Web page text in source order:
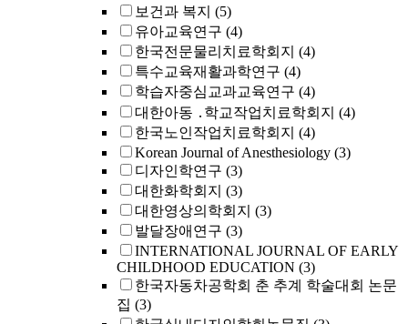
보건과 복지 (5)
유아교육연구 (4)
한국전문물리치료학회지 (4)
특수교육재활과학연구 (4)
학습자중심교과교육연구 (4)
대한아동 ․학교작업치료학회지 (4)
한국노인작업치료학회지 (4)
Korean Journal of Anesthesiology (3)
디자인학연구 (3)
대한화학회지 (3)
대한영상의학회지 (3)
발달장애연구 (3)
INTERNATIONAL JOURNAL OF EARLY
CHILDHOOD EDUCATION (3)
한국자동차공학회 춘 추계 학술대회 논문
집 (3)